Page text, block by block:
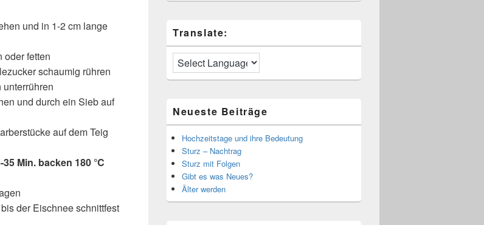
und in 1-2 cm lange
oder fetten
schaumig rühren
und durch ein Sieb auf
auf dem Teig
35 Min. backen 180 °C
der Eischnee schnittfest
Translate:
Neueste Beiträge
Hochzeitstage und ihre Bedeutung
Sturz – Nachtrag
Sturz mit Folgen
Gibt es was Neues?
Älter werden